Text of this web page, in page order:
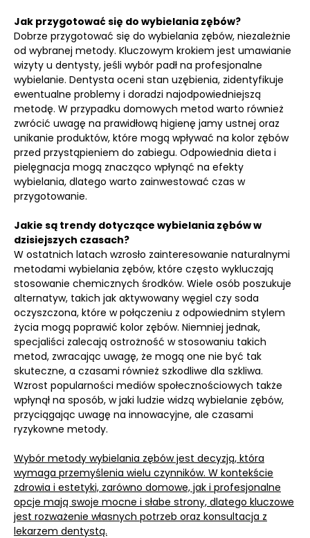
Jak przygotować się do wybielania zębów?
Dobrze przygotować się do wybielania zębów, niezależnie
od wybranej metody. Kluczowym krokiem jest umawianie
wizyty u dentysty, jeśli wybór padł na profesjonalne
wybielanie. Dentysta oceni stan uzębienia, zidentyfikuje
ewentualne problemy i doradzi najodpowiedniejszą
metodę. W przypadku domowych metod warto również
zwrócić uwagę na prawidłową higienę jamy ustnej oraz
unikanie produktów, które mogą wpływać na kolor zębów
przed przystąpieniem do zabiegu. Odpowiednia dieta i
pielęgnacja mogą znacząco wpłynąć na efekty
wybielania, dlatego warto zainwestować czas w
przygotowanie.
Jakie są trendy dotyczące wybielania zębów w
dzisiejszych czasach?
W ostatnich latach wzrosło zainteresowanie naturalnymi
metodami wybielania zębów, które często wykluczają
stosowanie chemicznych środków. Wiele osób poszukuje
alternatyw, takich jak aktywowany węgiel czy soda
oczyszczona, które w połączeniu z odpowiednim stylem
życia mogą poprawić kolor zębów. Niemniej jednak,
specjaliści zalecają ostrożność w stosowaniu takich
metod, zwracając uwagę, że mogą one nie być tak
skuteczne, a czasami również szkodliwe dla szkliwa.
Wzrost popularności mediów społecznościowych także
wpłynął na sposób, w jaki ludzie widzą wybielanie zębów,
przyciągając uwagę na innowacyjne, ale czasami
ryzykowne metody.
Wybór metody wybielania zębów jest decyzją, która
wymaga przemyślenia wielu czynników. W kontekście
zdrowia i estetyki, zarówno domowe, jak i profesjonalne
opcje mają swoje mocne i słabe strony, dlatego kluczowe
jest rozważenie własnych potrzeb oraz konsultacja z
lekarzem dentystą.